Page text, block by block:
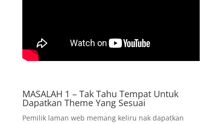
MASALAH 1 – Tak Tahu Tempat Untuk
Dapatkan Theme Yang Sesuai
Pemilik laman web memang keliru nak dapatkan